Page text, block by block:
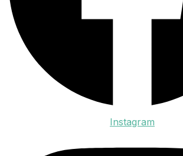
Instagram